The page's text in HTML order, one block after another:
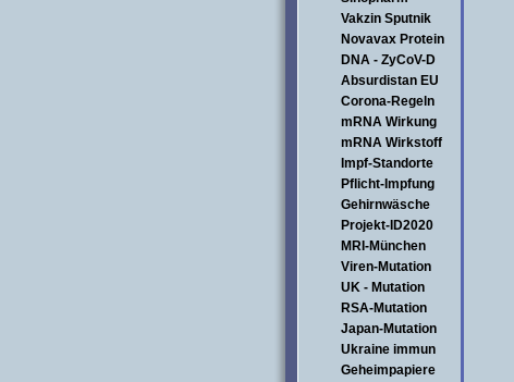
Vakzin Sputnik
Novavax Protein
DNA - ZyCoV-D
Absurdistan EU
Corona-Regeln
mRNA Wirkung
mRNA Wirkstoff
Impf-Standorte
Pflicht-Impfung
Gehirnwäsche
Projekt-ID2020
MRI-München
Viren-Mutation
UK - Mutation
RSA-Mutation
Japan-Mutation
Ukraine immun
Geheimpapiere